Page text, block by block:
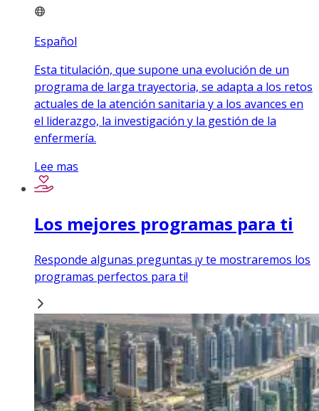
Español
Esta titulación, que supone una evolución de un
programa de larga trayectoria, se adapta a los retos
actuales de la atención sanitaria y a los avances en
el liderazgo, la investigación y la gestión de la
enfermería.
Lee mas
Los mejores programas para ti
Responde algunas preguntas ¡y te mostraremos los
programas perfectos para ti!